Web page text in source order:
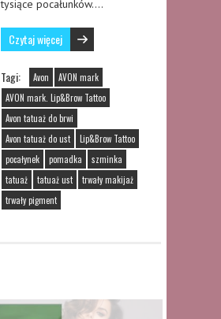
tysiące pocałunków….
Czytaj więcej
Tagi: Avon
AVON mark
AVON mark. Lip&Brow Tattoo
Avon tatuaż do brwi
Avon tatuaż do ust
Lip&Brow Tattoo
pocałynek
pomadka
szminka
tatuaż
tatuaż ust
trwały makijaż
trwały pigment